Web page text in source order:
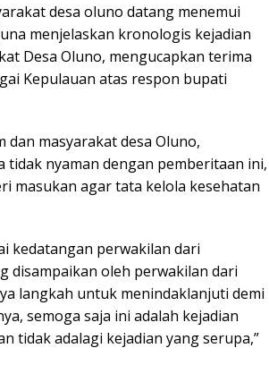
desa oluno datang menemui
menjelaskan kronologis kejadian
Desa Oluno, mengucapkan terima
Kepulauan atas respon bupati
masyarakat desa Oluno,
tidak nyaman dengan pemberitaan ini,
masukan agar tata kelola kesehatan
kedatangan perwakilan dari
disampaikan oleh perwakilan dari
langkah untuk menindaklanjuti demi
semoga saja ini adalah kejadian
tidak adalagi kejadian yang serupa,”